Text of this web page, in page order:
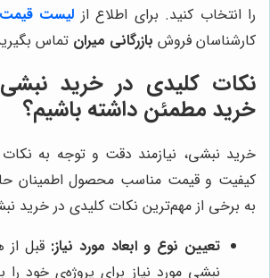
را انتخاب کنید. برای اطلاع از لیست
کارشناسان فروش بازرگانی میران تماس
نکات کلیدی در خرید
خرید مطمئن داشته باشیم؟
خرید نبشی، نیازمند دقت و توجه به
کیفیت و قیمت مناسب محصول اطمینان
به برخی از مهم‌ترین نکات کلیدی در خرید
تعیین نوع و ابعاد مورد نیاز: قبل از
نبشی مورد نیاز برای پروژه‌ی خود